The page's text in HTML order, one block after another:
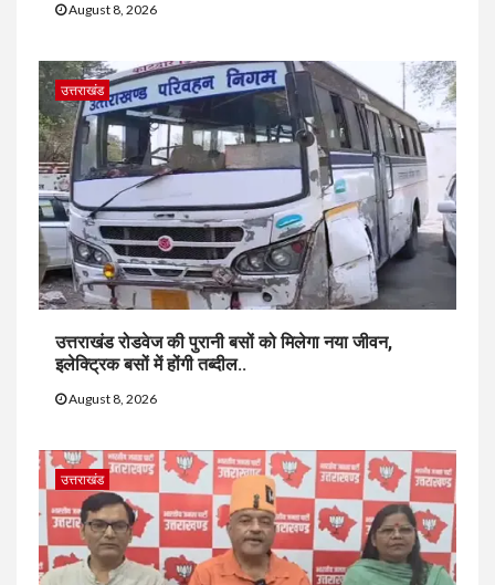
August 8, 2026
उत्तराखंड
उत्तराखंड रोडवेज की पुरानी बसों को मिलेगा नया जीवन,
इलेक्ट्रिक बसों में होंगी तब्दील..
August 8, 2026
उत्तराखंड